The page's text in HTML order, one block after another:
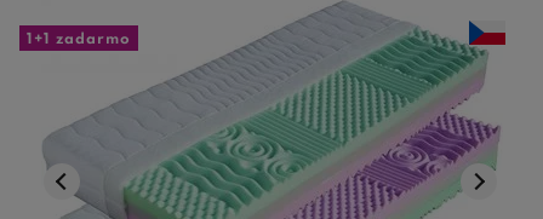
1+1 zadarmo